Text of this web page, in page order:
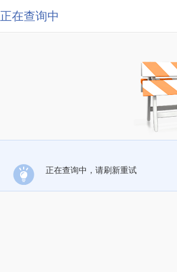
正在查询中
正在查询中，请刷新重试